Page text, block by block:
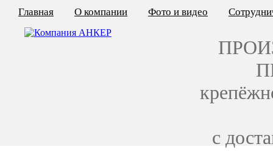
Главная О компании Фото и видео
с